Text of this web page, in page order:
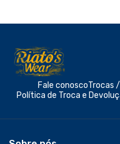
Fale conoscoTrocas
Política de Troca e